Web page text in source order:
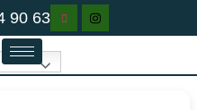
90 63